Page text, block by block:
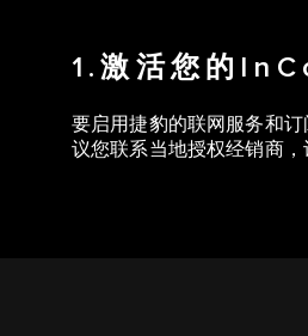
1.激活您的
要启用捷豹的联网服务和
议您联系当地授权经销商，